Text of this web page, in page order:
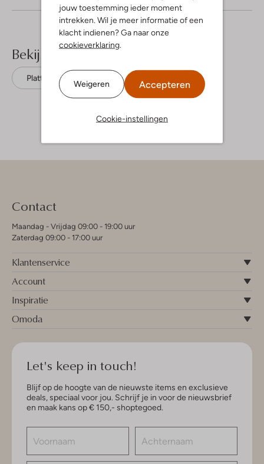
jouw toestemming ieder moment
intrekken. Wil je meer informatie of een
klacht indienen? Ga naar onze
cookieverklaring
Weigeren Accepteren
Cookie-instellingen
Bekijk meer
Platte sandalen Pertini
Contact
Maandag - Vrijdag 09:00 - 19:00 uur
Zaterdag 09:00 - 17:00 uur
Klantenservice
Account
Inspiratie
Omoda
Let's keep in touch!
Blijf op de hoogte van de nieuwste items en exclusieve
deals, speciaal voor jou. Schrijf je in voor de nieuwsbrief
en maak kans op € 150,- shoptegoed.